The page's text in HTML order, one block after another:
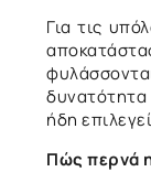
Για τις
ήδη
Πώς περνά